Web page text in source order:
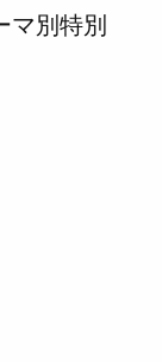
マ別特別